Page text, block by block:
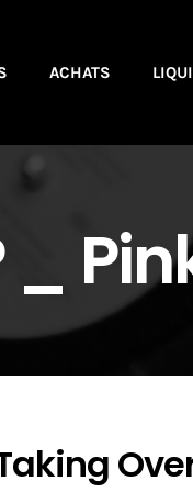
ACHATS
_